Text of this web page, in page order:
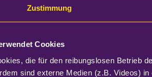
Zustimmung
Cookies
die für den reibungslosen Betrieb
sind externe Medien (z.B. Videos)